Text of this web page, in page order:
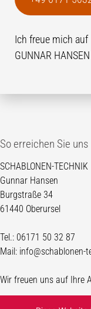
Ich freue mich
GUNNAR HANSEN
So erreichen Sie uns
SCHABLONEN-TECHNIK
Gunnar Hansen
Burgstraße 34
61440 Oberursel
Tel.: 06171 50 32 87
Mail: info@schablonen-
Wir freuen uns auf Ihre